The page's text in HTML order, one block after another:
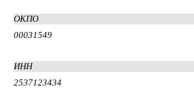
ОКПО
00031549
ИНН
2537123434